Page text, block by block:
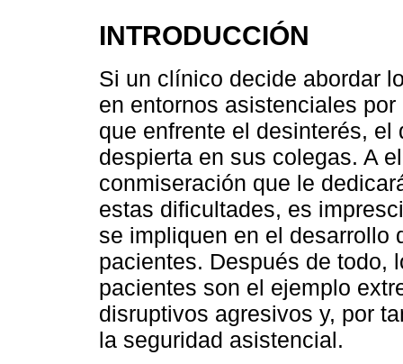
INTRODUCCIÓN
Si un clínico decide abordar
en entornos asistenciales
que enfrente el desinterés,
despierta en sus colegas. A
conmiseración que le
estas dificultades, es
se impliquen en el desarrollo
pacientes. Después de todo,
pacientes son el ejemplo
disruptivos agresivos y, por
la seguridad asistencial.